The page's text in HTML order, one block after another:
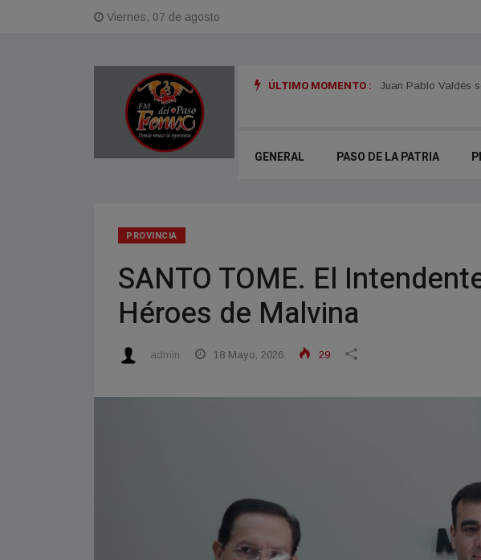
Viernes, 07 de agosto
ÚLTIMO MOMENTO :
el Plan de Regularización de Obras con destino comercial Juan Pablo Valdés
GENERAL PASO DE LA PATRIA
PROVINCIA
SANTO TOME. El
Héroes de Malvina
admin 18 Mayo, 2026 29